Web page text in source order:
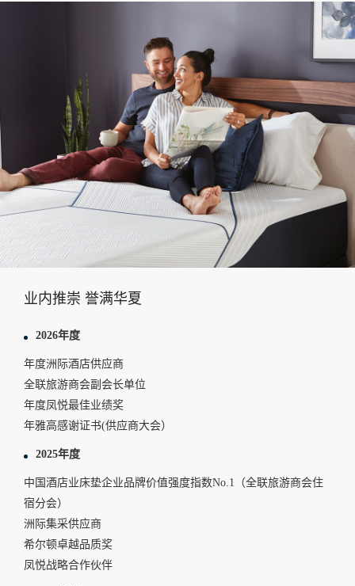
业内推崇 誉满华夏
2026年度
年度洲际酒店供应商
全联旅游商会副会长单位
年度凤悦最佳业绩奖
年雅高感谢证书(供应商大会）
2025年度
中国酒店业床垫企业品牌价值强度指数No.1（全联旅游商会住
宿分会）
洲际集采供应商
希尔顿卓越品质奖
凤悦战略合作伙伴